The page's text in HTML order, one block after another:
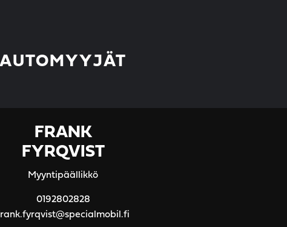
AUTOMYYJÄT
FRANK
FYRQVIST
Myyntipäällikkö
0192802828